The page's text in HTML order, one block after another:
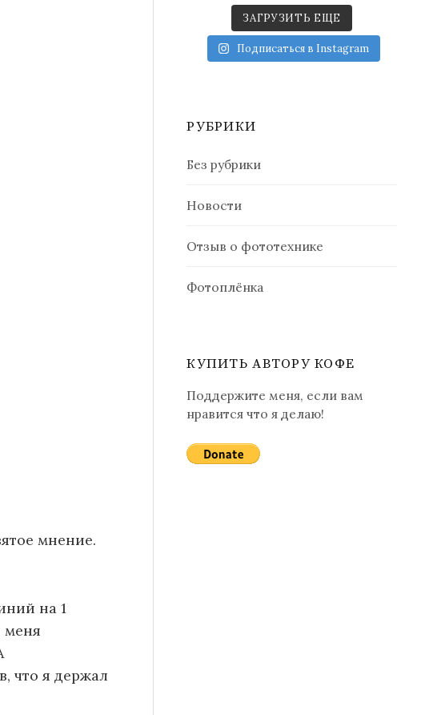
мнение.
на 1
меня
что я держал
ЗАГРУЗИТЬ ЕЩЕ
Подписаться в Instagram
РУБРИКИ
Без рубрики
Новости
Отзыв о фототехнике
Фотоплёнка
КУПИТЬ АВТОРУ КОФЕ
Поддержите меня, если вам
нравится что я делаю!